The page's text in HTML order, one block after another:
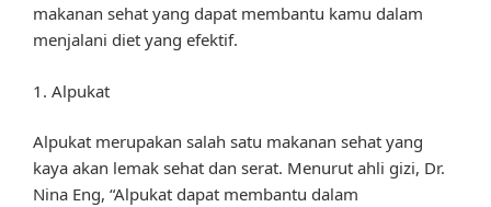
makanan sehat yang dapat membantu kamu dalam
menjalani diet yang efektif.
1. Alpukat
Alpukat merupakan salah satu makanan sehat yang
kaya akan lemak sehat dan serat. Menurut ahli gizi, Dr.
Nina Eng, “Alpukat dapat membantu dalam